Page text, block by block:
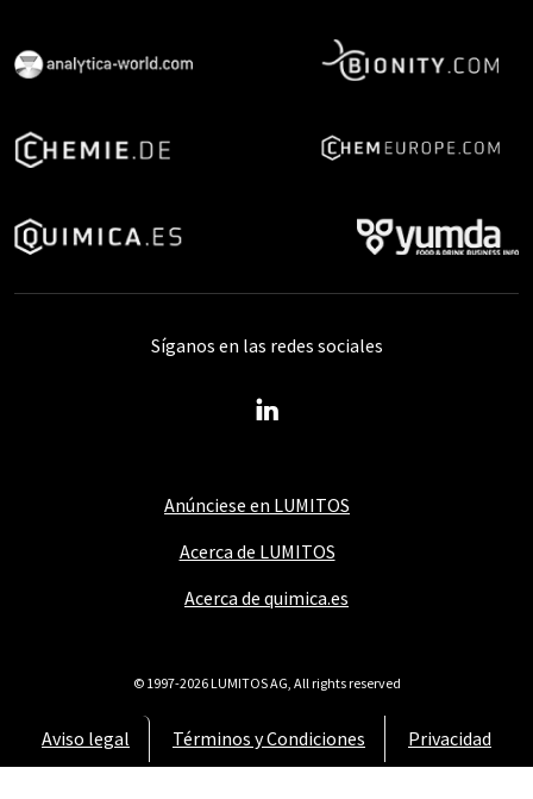
Anúnciese en LUMITOS
Acerca de LUMITOS
Acerca de quimica.es
Aviso legal Términos y Condiciones Privacidad
Síganos en las redes sociales
© 1997-2026 LUMITOS AG, All rights reserved